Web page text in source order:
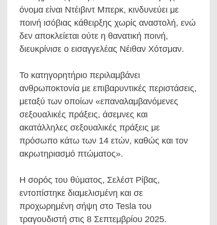
όνομα είναι Ντέιβιντ Μπερκ, κινδυνεύει με
ποινή ισόβιας κάθειρξης χωρίς αναστολή, ενώ
δεν αποκλείεται ούτε η θανατική ποινή,
διευκρίνισε ο εισαγγελέας Νέιθαν Χότσμαν.
Το κατηγορητήριο περιλαμβάνει
ανθρωποκτονία με επιβαρυντικές περιστάσεις,
μεταξύ των οποίων «επαναλαμβανόμενες
σεξουαλικές πράξεις, άσεμνες και
ακατάλληλες σεξουαλικές πράξεις με
πρόσωπο κάτω των 14 ετών, καθώς και τον
ακρωτηριασμό πτώματος».
Η σορός του θύματος, Σελέστ Ρίβας,
εντοπίστηκε διαμελισμένη και σε
προχωρημένη σήψη στο Tesla του
τραγουδιστή στις 8 Σεπτεμβρίου 2025.